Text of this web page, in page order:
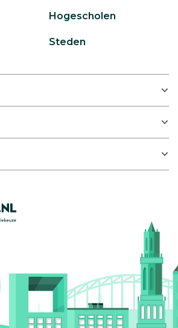
Hogescholen
Steden